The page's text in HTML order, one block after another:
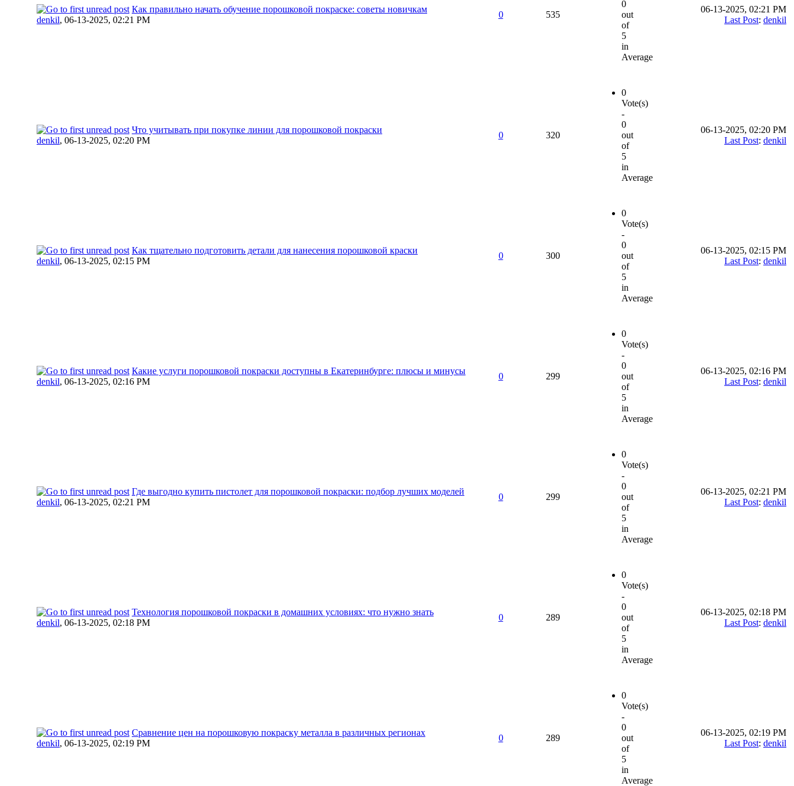
Как правильно начать обучение порошковой покраске: советы новичкам
denkil, 06-13-2025, 02:21 PM
0 535
0
out
of
5
in
Average
06-13-2025, 02:21 PM
Last Post: denkil
Что учитывать при покупке линии для порошковой покраски
denkil, 06-13-2025, 02:20 PM
0 320
0
Vote(s)
-
0
out
of
5
in
Average
06-13-2025, 02:20 PM
Last Post: denkil
Как тщательно подготовить детали для нанесения порошковой краски
denkil, 06-13-2025, 02:15 PM
0 300
0
Vote(s)
-
0
out
of
5
in
Average
06-13-2025, 02:15 PM
Last Post: denkil
Какие услуги порошковой покраски доступны в Екатеринбурге: плюсы и минусы
denkil, 06-13-2025, 02:16 PM
0 299
0
Vote(s)
-
0
out
of
5
in
Average
06-13-2025, 02:16 PM
Last Post: denkil
Где выгодно купить пистолет для порошковой покраски: подбор лучших моделей
denkil, 06-13-2025, 02:21 PM
0 299
0
Vote(s)
-
0
out
of
5
in
Average
06-13-2025, 02:21 PM
Last Post: denkil
Технология порошковой покраски в домашних условиях: что нужно знать
denkil, 06-13-2025, 02:18 PM
0 289
0
Vote(s)
-
0
out
of
5
in
Average
06-13-2025, 02:18 PM
Last Post: denkil
Сравнение цен на порошковую покраску металла в различных регионах
denkil, 06-13-2025, 02:19 PM
0 289
0
Vote(s)
-
0
out
of
5
in
Average
06-13-2025, 02:19 PM
Last Post: denkil